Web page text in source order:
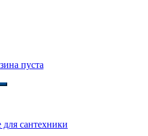
пуста
сантехники